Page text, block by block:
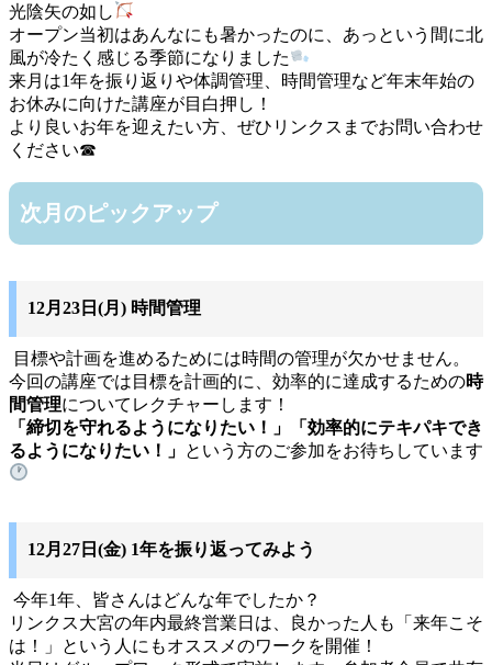
光陰矢の如し
オープン当初はあんなにも暑かったのに、あっという間に北
風が冷たく感じる季節になりました
来月は1年を振り返りや体調管理、時間管理など年末年始の
お休みに向けた講座が目白押し！
より良いお年を迎えたい方、ぜひリンクスまでお問い合わせ
ください☎
次月のピックアップ
12月23日(月) 時間管理
目標や計画を進めるためには時間の管理が欠かせません。
今回の講座では目標を計画的に、効率的に達成するための時
間管理についてレクチャーします！
「締切を守れるようになりたい！」「効率的にテキパキでき
るようになりたい！」 という方のご参加をお待ちしています
12月27日(金) 1年を振り返ってみよう
今年1年、皆さんはどんな年でしたか？
リンクス大宮の年内最終営業日は、良かった人も「来年こそ
は！」という人にもオススメのワークを開催！